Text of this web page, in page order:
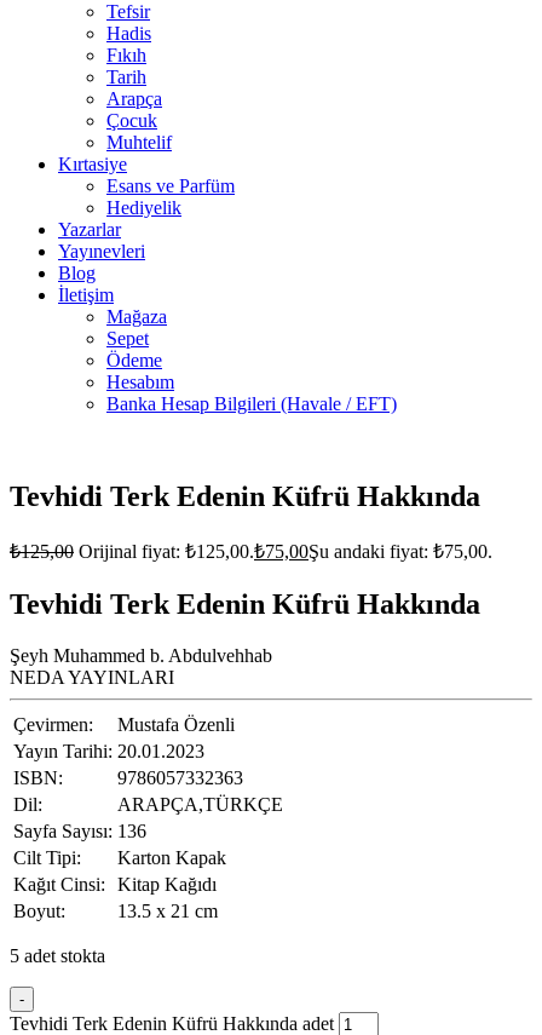
Tefsir
Hadis
Fıkıh
Tarih
Arapça
Çocuk
Muhtelif
Kırtasiye
Esans ve Parfüm
Hediyelik
Yazarlar
Yayınevleri
Blog
İletişim
Mağaza
Sepet
Ödeme
Hesabım
Banka Hesap Bilgileri (Havale / EFT)
Tevhidi Terk Edenin Küfrü Hakkında
₺125,00 Orijinal fiyat: ₺125,00.₺75,00Şu andaki fiyat: ₺75,00.
Tevhidi Terk Edenin Küfrü Hakkında
Şeyh Muhammed b. Abdulvehhab
NEDA YAYINLARI
Çevirmen:
Mustafa Özenli
Yayın Tarihi: 20.01.2023
ISBN:
9786057332363
Dil:
ARAPÇA,TÜRKÇE
Sayfa Sayısı: 136
Cilt Tipi:
Karton Kapak
Kağıt Cinsi:
Kitap Kağıdı
Boyut:
13.5 x 21 cm
5 adet stokta
-
Tevhidi Terk Edenin Küfrü Hakkında adet